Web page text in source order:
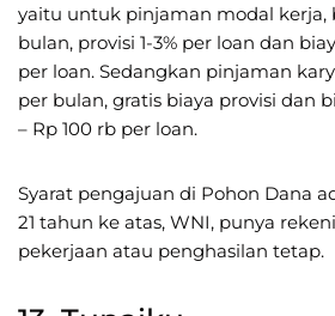
yaitu untuk pinjaman modal kerja,
bulan, provisi 1-3% per loan dan
per loan. Sedangkan pinjaman
per bulan, gratis biaya provisi dan
– Rp 100 rb per loan.
Syarat pengajuan di Pohon Dana
21 tahun ke atas, WNI, punya
pekerjaan atau penghasilan tetap.